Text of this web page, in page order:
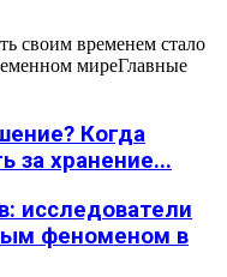
своим временем стало
миреГлавные
Когда
за хранение...
исследователи
феноменом в